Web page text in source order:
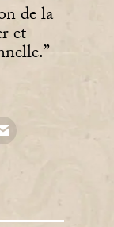
de la
et